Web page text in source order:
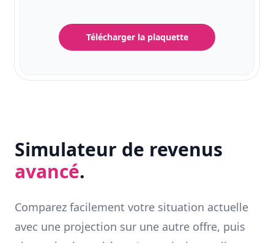
Télécharger la plaquette
Simulateur de revenus
avancé.
Comparez facilement votre situation actuelle
avec une projection sur une autre offre, puis